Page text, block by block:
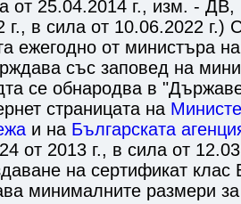
от 25.04.2014 г., изм. -
в сила от 10.06.2022 г.)
ежегодно от министъра
със заповед на
се обнародва в
страницата на
и на Българската
от 2013 г., в сила от
на сертификат
минималните размери